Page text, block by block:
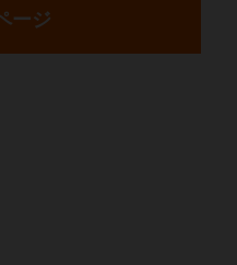
ージ